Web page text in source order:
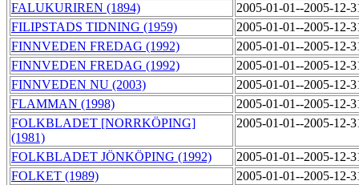
FALUKURIREN (1894)
2005-01-01--2005-12-
FILIPSTADS TIDNING (1959)
2005-01-01--2005-12-
FINNVEDEN FREDAG (1992)
2005-01-01--2005-12-
FINNVEDEN FREDAG (1992)
2005-01-01--2005-12-
FINNVEDEN NU (2003)
2005-01-01--2005-12-
FLAMMAN (1998)
2005-01-01--2005-12-
FOLKBLADET [NORRKÖPING]
(1981)
2005-01-01--2005-12-
FOLKBLADET JÖNKÖPING (1992)
2005-01-01--2005-12-
FOLKET (1989)
2005-01-01--2005-12-